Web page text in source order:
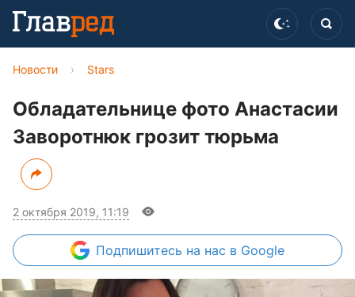
Новости › Stars
Обладательнице фото Анастасии
Заворотнюк грозит тюрьма
2 октября 2019, 11:19
Подпишитесь на нас в Google